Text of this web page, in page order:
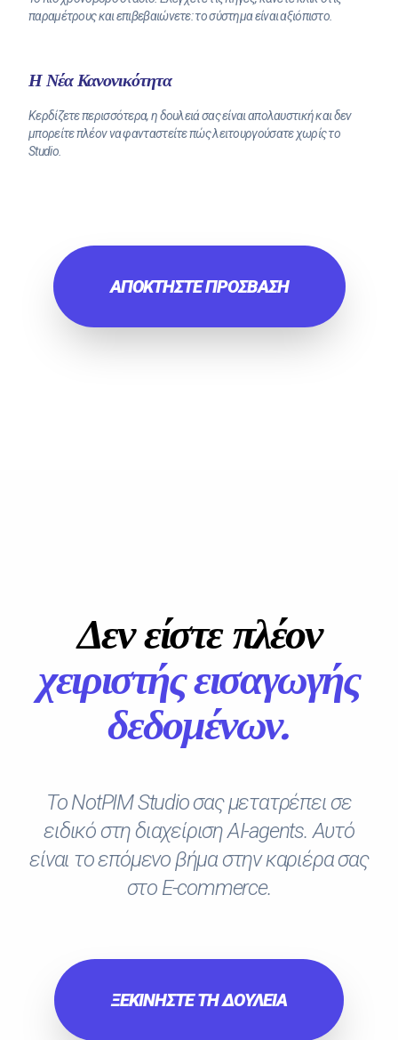
παραμέτρους και επιβεβαιώνετε: το σύστημα είναι αξιόπιστο.
Η Νέα Κανονικότητα
Κερδίζετε περισσότερα, η δουλειά σας είναι απολαυστική και δεν
μπορείτε πλέον να φανταστείτε πώς λειτουργούσατε χωρίς το
Studio.
ΑΠΟΚΤΗΣΤΕ ΠΡΟΣΒΑΣΗ
Δεν είστε πλέον
χειριστής εισαγωγής
δεδομένων.
Το NotPIM Studio σας μετατρέπει σε
ειδικό στη διαχείριση AI-agents. Αυτό
είναι το επόμενο βήμα στην καριέρα σας
στο E-commerce.
ΞΕΚΙΝΗΣΤΕ ΤΗ ΔΟΥΛΕΙΑ